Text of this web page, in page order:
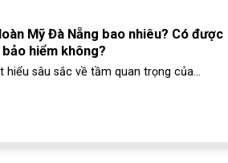
Mỹ Đà Nẵng bao nhiêu? Có được
hiểm không?
hiểu sâu sắc về tầm quan trọng của...